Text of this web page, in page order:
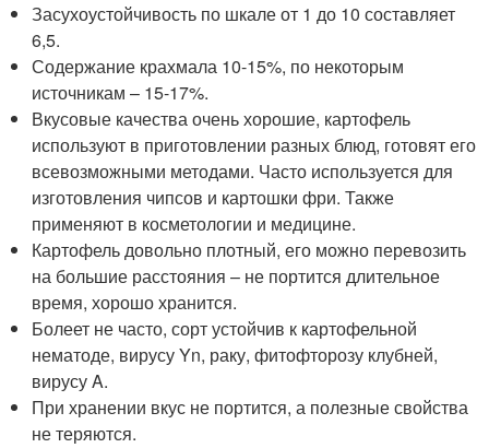
Засухоустойчивость по шкале от 1 до 10 составляет
6,5.
Содержание крахмала 10-15%, по некоторым
источникам – 15-17%.
Вкусовые качества очень хорошие, картофель
используют в приготовлении разных блюд, готовят его
всевозможными методами. Часто используется для
изготовления чипсов и картошки фри. Также
применяют в косметологии и медицине.
Картофель довольно плотный, его можно перевозить
на большие расстояния – не портится длительное
время, хорошо хранится.
Болеет не часто, сорт устойчив к картофельной
нематоде, вирусу Yn, раку, фитофторозу клубней,
вирусу A.
При хранении вкус не портится, а полезные свойства
не теряются.